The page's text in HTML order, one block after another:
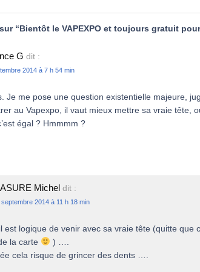
“Bientôt le VAPEXPO et toujours gratuit
G dit :
2014 à 7 h 54 min
Je me pose une question existentielle majeure,
au Vapexpo, il vaut mieux mettre sa vraie tête,
égal ? Hmmmm ?
Michel dit :
septembre 2014 à 11 h 18 min
est logique de venir avec sa vraie tête (quitte que
la carte
) ….
cela risque de grincer des dents ….